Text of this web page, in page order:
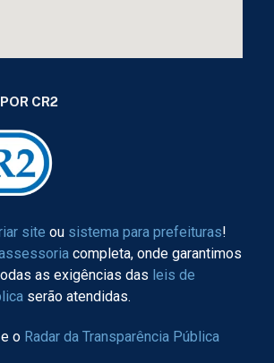
CR2
site ou sistema para prefeituras!
completa, onde garantimos
as exigências das leis de
serão atendidas.
e o Radar da Transparência Pública